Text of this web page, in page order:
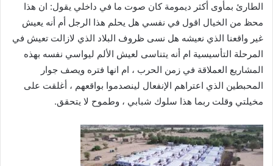
الطارئ بمأوى أكثر ديمومة كان صوت ما في داخلي يقول: ان هذا
محظ من الخيال اقول في نفسي هل يحلم هذا الرجل أم أنه يعيش
غير واقعنا الذي نعيشه هل نسى ظروف البلاد الذي لازالت تعيش في
المرحلة التأسيسية ام أنه يتناسى لعيش الألم ليواسي نفسه بهذه
المشاريع العملاقة في زمن الحرب ، ام انها فتره ويصف جوار
المحبطين الذي اعتراهم الإنفعال لينصدموا بواقعهم ، أغلقت على
مخيلتي وقلت ربما هذا سلوك شبابي ، وطموح لا يتحقق.